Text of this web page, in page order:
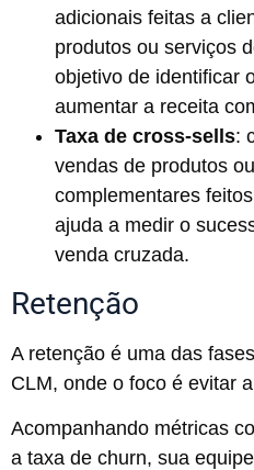
adicionais feitas a
produtos ou serviços
objetivo de identificar
aumentar a receita
Taxa de cross-sells:
vendas de produtos
complementares
ajuda a medir o
venda cruzada.
Retenção
A retenção é uma das
CLM, onde o foco é evitar
Acompanhando métricas
a taxa de churn, sua